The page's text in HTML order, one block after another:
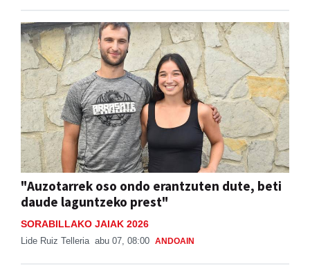
"Auzotarrek oso ondo erantzuten dute, beti
daude laguntzeko prest"
SORABILLAKO JAIAK 2026
Lide Ruiz Telleria abu 07, 08:00 ANDOAIN